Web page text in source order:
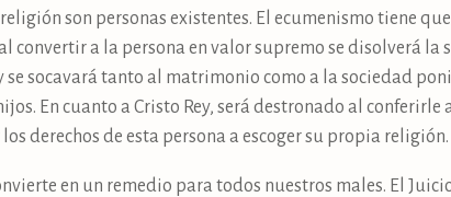
son personas existentes. El ecumenismo tiene
convertir a la persona en valor supremo se disolverá la
se socavará tanto al matrimonio como a la sociedad
En cuanto a Cristo Rey, será destronado al conferirle
derechos de esta persona a escoger su propia religión.
en un remedio para todos nuestros males. El